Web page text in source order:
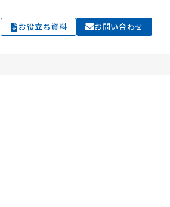
お役立ち資料 お問い合わせ